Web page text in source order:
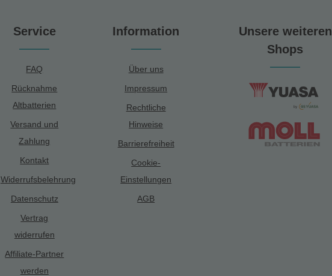
Service
FAQ
Rücknahme
Altbatterien
Versand und
Zahlung
Kontakt
Widerrufsbelehrung
Datenschutz
Vertrag
widerrufen
Affiliate-Partner
werden
Information
Über uns
Impressum
Rechtliche
Hinweise
Barrierefreiheit
Cookie-
Einstellungen
AGB
Unsere weiteren
Shops